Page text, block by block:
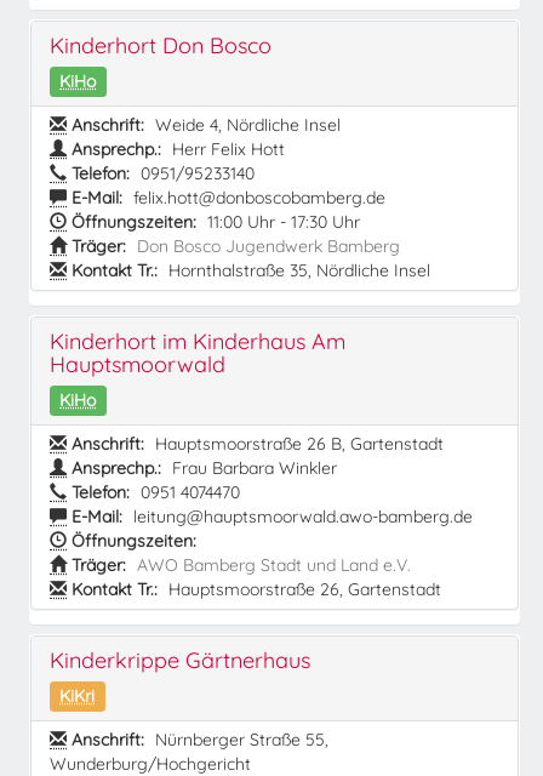
Kinderhort Don Bosco
KiHo
Anschrift: Weide 4, Nördliche Insel
Ansprechp.: Herr Felix Hott
Telefon: 0951/95233140
E-Mail: felix.hott@donboscobamberg.de
Öffnungszeiten: 11:00 Uhr - 17:30 Uhr
Träger: Don Bosco Jugendwerk Bamberg
Kontakt Tr.: Hornthalstraße 35, Nördliche Insel
Kinderhort im Kinderhaus Am
Hauptsmoorwald
KiHo
Anschrift: Hauptsmoorstraße 26 B, Gartenstadt
Ansprechp.: Frau Barbara Winkler
Telefon: 0951 4074470
E-Mail: leitung@hauptsmoorwald.awo-bamberg.de
Öffnungszeiten:
Träger: AWO Bamberg Stadt und Land e.V.
Kontakt Tr.: Hauptsmoorstraße 26, Gartenstadt
Kinderkrippe Gärtnerhaus
KiKri
Anschrift: Nürnberger Straße 55,
Wunderburg/Hochgericht